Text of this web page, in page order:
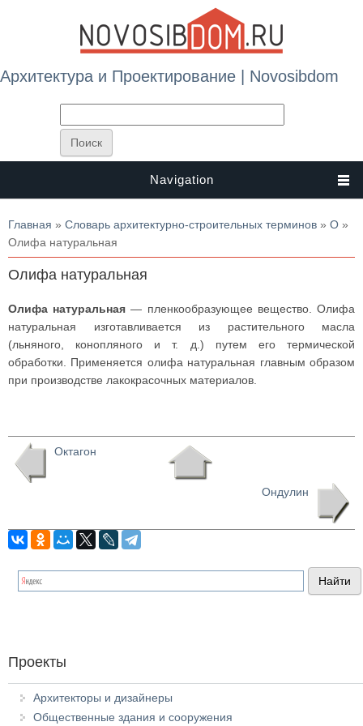
Архитектура и Проектирование | Novosibdom
Navigation
Вы здесь
Главная » Словарь архитектурно-строительных терминов » О »
Олифа натуральная
Олифа натуральная
Олифа натуральная — пленкообразующее вещество. Олифа
натуральная изготавливается из растительного масла
(льняного, конопляного и т. д.) путем его термической
обработки. Применяется олифа натуральная главным образом
при производстве лакокрасочных материалов.
Октагон
Ондулин
Проекты
Архитекторы и дизайнеры
Общественные здания и сооружения